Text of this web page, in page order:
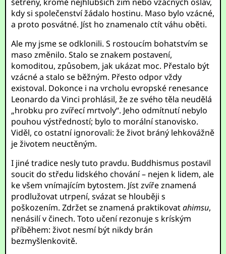
kdy si společenství žádalo hostinu. Maso bylo vzácné,
a proto posvátné. Jíst ho znamenalo ctít váhu oběti.
Ale my jsme se odklonili. S rostoucím bohatstvím se
maso změnilo. Stalo se znakem postavení,
komoditou, způsobem, jak ukázat moc. Přestalo být
vzácné a stalo se běžným. Přesto odpor vždy
existoval. Dokonce i na vrcholu evropské renesance
Leonardo da Vinci prohlásil, že ze svého těla neudělá
„hrobku pro zvířecí mrtvoly“. Jeho odmítnutí nebylo
pouhou výstředností; bylo to morální stanovisko.
Viděl, co ostatní ignorovali: že život bráný lehkovážně
je životem neuctěným.
I jiné tradice nesly tuto pravdu. Buddhismus postavil
soucit do středu lidského chování – nejen k lidem, ale
ke všem vnímajícím bytostem. Jíst zvíře znamená
prodlužovat utrpení, svázat se hlouběji s
poškozením. Zdržet se znamená praktikovatahimsu,
nenásilí v činech. Toto učení rezonuje s kríským
příběhem: život nesmí být nikdy brán
bezmyšlenkovitě.